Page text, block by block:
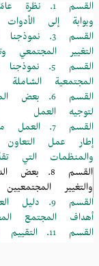
القسم 1.
نظرة
وبوابة إلى الأدوات
القسم 3.
التغيير المجتمعي
القسم 5.
المجتمعية الشاملة
القسم 6.
بعض
لتوجيه العمل
القسم 7.
العمل
إطار عمل التعاون
والمنظمات التي
القسم 8.
بعض
والتغيير المجتمعيين
القسم 9.
دليل
أهداف المجتمع
القسم 11.
التقييم